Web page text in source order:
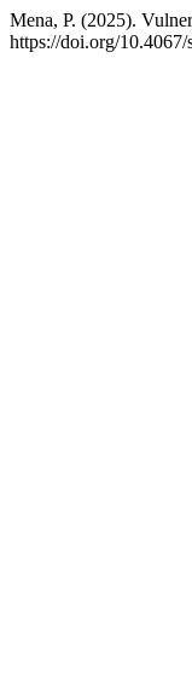
Mena, P. (2025).
https://doi.org/